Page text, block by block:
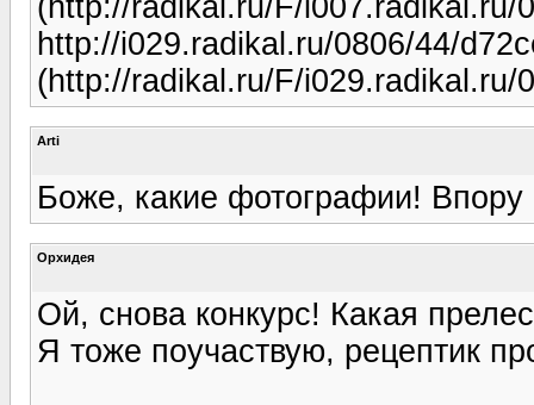
http://i029.radikal.ru/0806/44/
(http://radikal.ru/F/i029.radikal.ru/
Arti
Боже, какие фотографии! Впору
Орхидея
Ой, снова конкурс! Какая
Я тоже поучаствую, рецептик